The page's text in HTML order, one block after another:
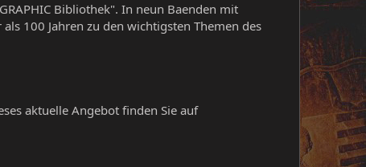
Bibliothek". In neun Baenden mit
100 Jahren zu den wichtigsten Themen des
aktuelle Angebot finden Sie auf